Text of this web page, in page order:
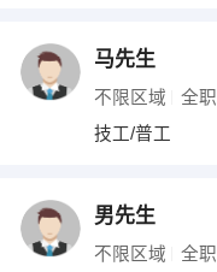
马先生
不限区域 全职
技工/普工
男先生
不限区域 全职